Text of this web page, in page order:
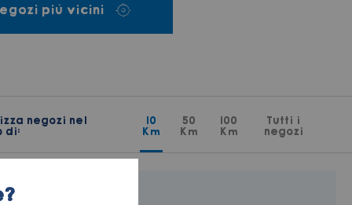
più vicini
negozi nel
di:
10
Km
50
Km
100
Km
Tutti i
negozi
Mare